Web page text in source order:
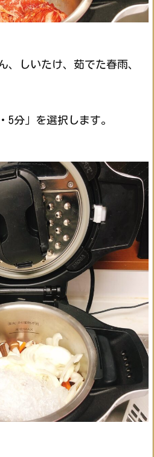
、しいたけ、茹でた春雨、
5分」を選択します。